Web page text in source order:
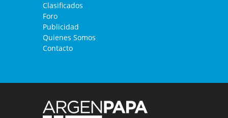
Clasificados
Foro
Publicidad
Quienes Somos
Contacto